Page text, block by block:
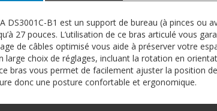
DS3001C-B1 est un support de bureau (à pinces ou
27 pouces. L’utilisation de ce bras articulé vous
de câbles optimisé vous aide à préserver votre
large choix de réglages, incluant la rotation en
bras vous permet de facilement ajuster la position
donc une posture confortable et ergonomique.